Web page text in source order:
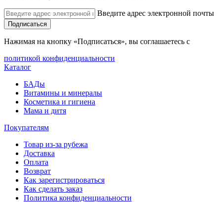
Введите адрес электронной почты
Подписаться
Нажимая на кнопку «Подписаться», вы соглашаетесь с
политикой конфиденциальности
Каталог
БАДы
Витамины и минералы
Косметика и гигиена
Мама и дитя
Покупателям
Товар из-за рубежа
Доставка
Оплата
Возврат
Как зарегистрироваться
Как сделать заказ
Политика конфиденциальности